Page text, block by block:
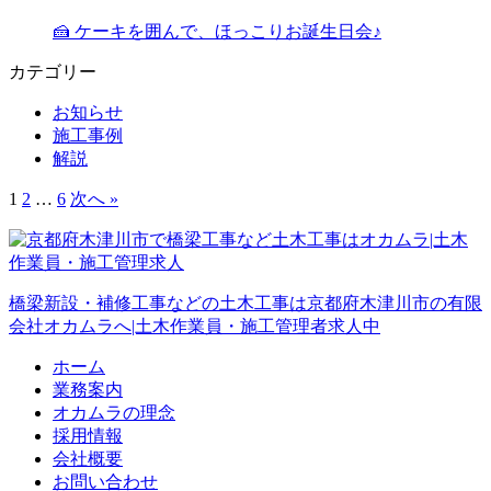
🍰 ケーキを囲んで、ほっこりお誕生日会♪
カテゴリー
お知らせ
施工事例
解説
1 2 … 6 次へ »
橋梁新設・補修工事などの土木工事は京都府木津川市の有限
会社オカムラへ|土木作業員・施工管理者求人中
ホーム
業務案内
オカムラの理念
採用情報
会社概要
お問い合わせ